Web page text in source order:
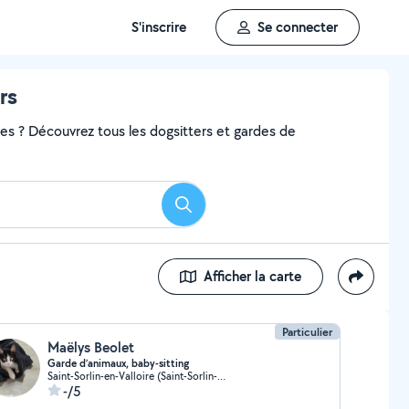
S'inscrire Se connecter
? Découvrez tous les dogsitters et gardes de
Rechercher
Afficher la carte
Particulier
Maëlys Beolet
Garde d’animaux, baby-sitting
Saint-Sorlin-en-Valloire (Saint-Sorlin-en-Valloire)
-/5